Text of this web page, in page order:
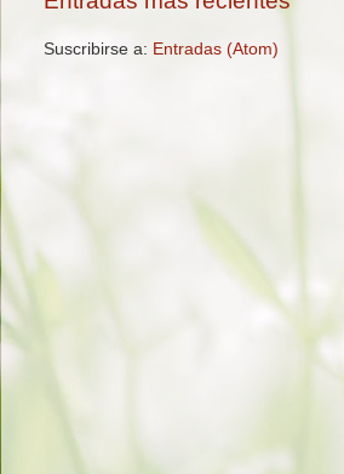
Suscribirse a: Entradas (Atom)